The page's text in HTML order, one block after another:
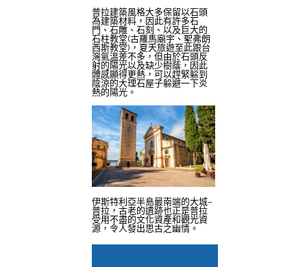
普拉建築風格大多保留以石頭
為建築材料，因此有許多石
門、石雕、石刻、以及巨大的
石柱教堂(古羅馬廟宇、聖弗朗
西斯教堂)，夏天旅遊至此跟台
灣氣溫差不多，但由於石頭反
射的陽光以及缺少樹蔭，因此
體感顯得更熱，可以趕緊躲到
陰涼的大理石屋子躲避一下炎
熱的陽光。
伊斯特利亞半島最南端的大城–
普拉，古老的遺跡也正是普拉
受用不盡的文化資產和觀光資
源，令人發出思古之幽情。